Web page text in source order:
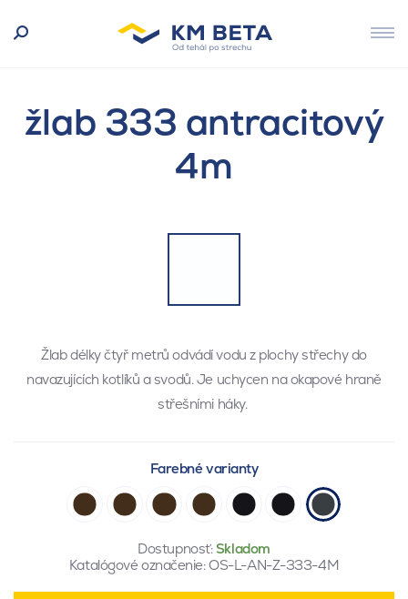
žlab 333 antracitový
4m
Žlab délky čtyř metrů odvádí vodu z plochy střechy do
navazujících kotlíků a svodů. Je uchycen na okapové hraně
střešními háky.
Farebné varianty
Dostupnosť:Skladom
Katalógové označenie:OS-L-AN-Z-333-4M